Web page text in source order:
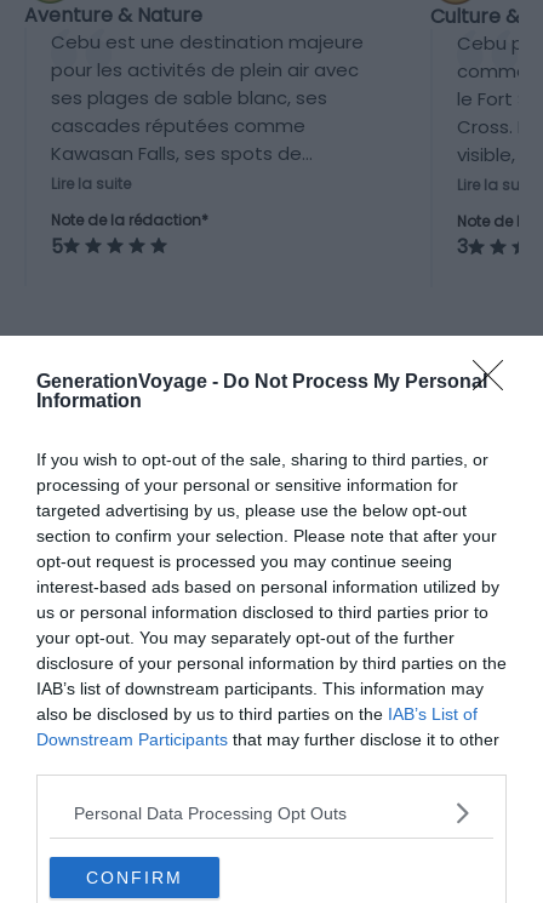
GenerationVoyage - Do Not Process My Personal
Information
If you wish to opt-out of the sale, sharing to third parties, or
processing of your personal or sensitive information for
targeted advertising by us, please use the below opt-out
section to confirm your selection. Please note that after your
opt-out request is processed you may continue seeing
interest-based ads based on personal information utilized by
us or personal information disclosed to third parties prior to
your opt-out. You may separately opt-out of the further
disclosure of your personal information by third parties on the
IAB’s list of downstream participants. This information may
also be disclosed by us to third parties on the IAB’s List of
Downstream Participants that may further disclose it to other
Personal Data Processing Opt Outs
CONFIRM
Aventure & Nature
Cebu est une destination majeure
pour les activités de plein air avec
ses plages de sable blanc, ses
cascades réputées comme
Kawasan Falls, ses spots de
plongée de renommée mondiale
tels que Moalboal et Malapascua,
et ses possibilités de randonnée
Lire la suite
Note de la rédaction*
5
Culture &
Cebu
comme
le Fort
Cross.
visible,
celle
Lire la suite
Note de la
3
A la une
Incontournables
Visiter Cebu : les 6 choses
incontournables à faire
Pour aller plus loin
Hébergements
Conseils logement
Dans quel quartier loger à Cebu ?
Le 12 août 2025
Par Thibault Evesque